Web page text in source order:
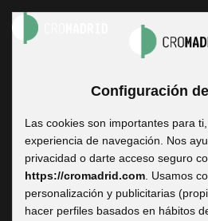
Servicios
Contamos con todo lo que
producción
Configuración
Las cookies son importantes para
experiencia de navegación. Nos
privacidad o darte acceso seguro
https://cromadrid.com . Usamos
personalización y publicitarias
hacer perfiles basados en hábitos